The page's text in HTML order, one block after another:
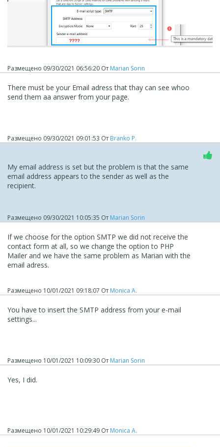
Размещено 09/30/2021 06:56:20 От Marian Sorin
There must be your Email adress that thay can see whoo
send them aa answer from your page.
Размещено 09/30/2021 09:01:53 От Branko P.
My email address is set but the problem is that the same
email address appears to the sender as well as the
recipient.
Размещено 09/30/2021 10:05:35 От Marian Sorin
If we choose for the option SMTP we did not receive the
contact form at all, so we change the option to PHP
Mailer and we have the same problem as Marian with the
email adress.
Размещено 10/01/2021 09:18:07 От Monica A.
You have to insert the SMTP address from your e-mail
settings...
Размещено 10/01/2021 10:09:30 От Marian Sorin
Yes, I did.
Размещено 10/01/2021 10:29:49 От Monica A.